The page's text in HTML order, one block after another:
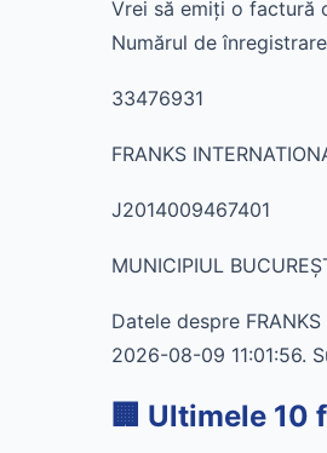
Vrei să emiți o factură
Numărul de
33476931
FRANKS
J2014009467401
MUNICIPIUL
Datele despre
2026-08-09 11:01:56.
🏢 Ultimele 10